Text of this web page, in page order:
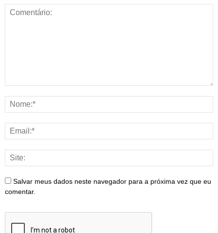
Salvar meus dados neste navegador para a próxima vez que eu
comentar.